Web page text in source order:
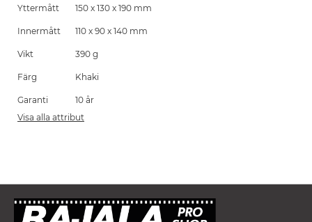
Yttermått 150 x 130 x 190 mm
Innermått 110 x 90 x 140 mm
Vikt 390 g
Färg Khaki
Garanti
10 år
Visa alla attribut